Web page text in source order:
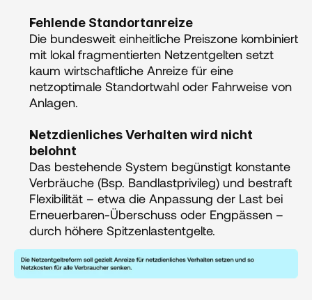
Fehlende Standortanreize
Die bundesweit einheitliche Preiszone kombiniert
mit lokal fragmentierten Netzentgelten setzt
kaum wirtschaftliche Anreize für eine
netzoptimale Standortwahl oder Fahrweise von
Anlagen.
Netzdienliches Verhalten wird nicht
belohnt
Das bestehende System begünstigt konstante
Verbräuche (Bsp. Bandlastprivileg) und bestraft
Flexibilität – etwa die Anpassung der Last bei
Erneuerbaren-Überschuss oder Engpässen –
durch höhere Spitzenlastentgelte.